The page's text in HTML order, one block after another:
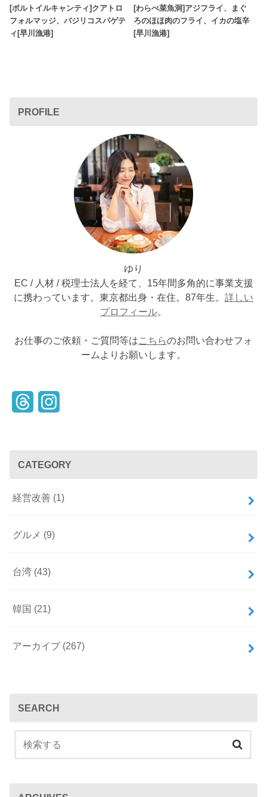
[ポルトイルキャンティ]クアトロ
フォルマッジ、バジリコスパゲテ
ィ[早川漁港]
[わらべ菜魚洞]アジフライ、まぐ
ろのほほ肉のフライ、イカの塩辛
[早川漁港]
PROFILE
ゆり
EC / 人材 / 税理士法人を経て、15年間多角的に事業支援
に携わっています。東京都出身・在住。87年生。 詳しい
プロフィール。
お仕事のご依頼・ご質問等はこちらのお問い合わせフォ
ームよりお願いします。
e
s
t
a
CATEGORY
経営改善 (1)
グルメ (9)
台湾 (43)
韓国 (21)
アーカイブ (267)
SEARCH